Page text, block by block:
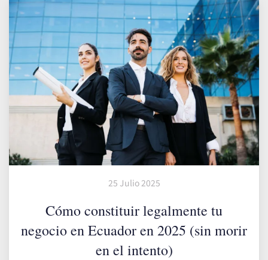
25 Julio 2025
Cómo constituir legalmente tu
negocio en Ecuador en 2025 (sin morir
en el intento)